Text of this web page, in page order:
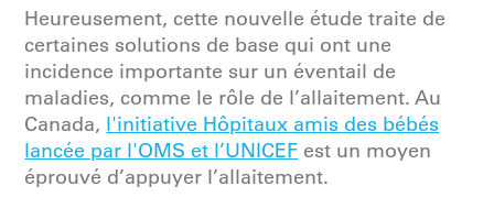
Heureusement, cette nouvelle étude traite de
certaines solutions de base qui ont une
incidence importante sur un éventail de
maladies, comme le rôle de l’allaitement. Au
Canada, l'initiative Hôpitaux amis des bébés
lancée par l'OMS et l’UNICEF est un moyen
éprouvé d’appuyer l’allaitement.